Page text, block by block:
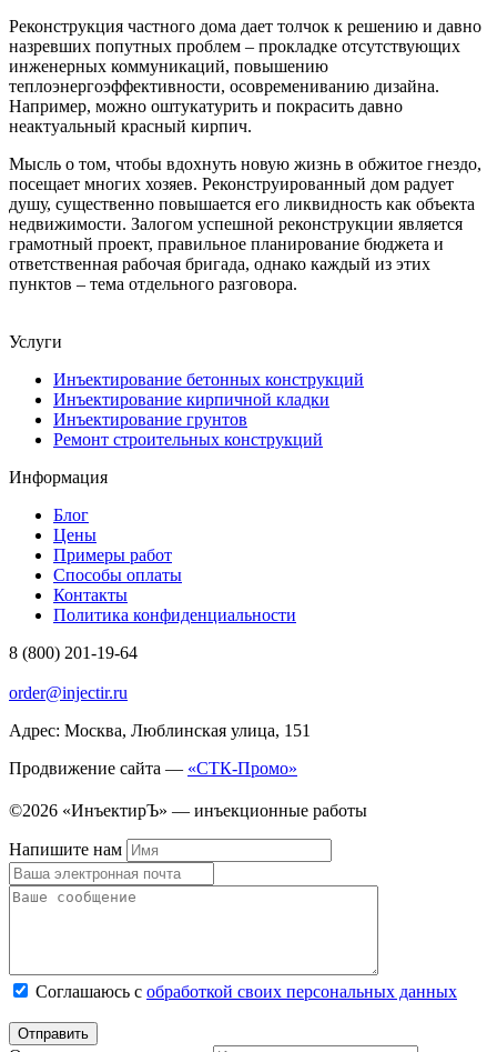
Реконструкция частного дома дает толчок к решению и давно
назревших попутных проблем – прокладке отсутствующих
инженерных коммуникаций, повышению
теплоэнергоэффективности, осовремениванию дизайна.
Например, можно оштукатурить и покрасить давно
неактуальный красный кирпич.
Мысль о том, чтобы вдохнуть новую жизнь в обжитое гнездо,
посещает многих хозяев. Реконструированный дом радует
душу, существенно повышается его ликвидность как объекта
недвижимости. Залогом успешной реконструкции является
грамотный проект, правильное планирование бюджета и
ответственная рабочая бригада, однако каждый из этих
пунктов – тема отдельного разговора.
Услуги
Инъектирование бетонных конструкций
Инъектирование кирпичной кладки
Инъектирование грунтов
Ремонт строительных конструкций
Информация
Блог
Цены
Примеры работ
Способы оплаты
Контакты
Политика конфиденциальности
8 (800) 201-19-64
order@injectir.ru
Адрес: Москва, Люблинская улица, 151
Продвижение сайта — «СТК-Промо»
©2026 «ИнъектирЪ» — инъекционные работы
Напишите нам
Соглашаюсь с обработкой своих персональных данных